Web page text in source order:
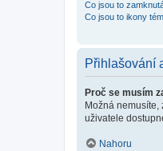
Co jsou to
Co jsou to ikony
Přihlašování
Proč se musím
Možná nemusíte,
uživatele
Nahoru